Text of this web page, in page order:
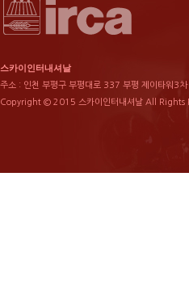
스카이인터내셔날
주소 : 인천 부평구 부평대로 337 부평 제이타
Copyright © 2015 스카이인터내셔날 All Rights